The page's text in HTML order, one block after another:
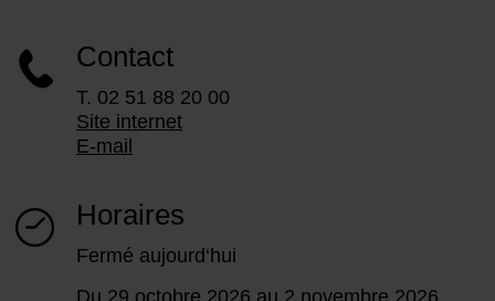
Contact
T. 02 51 88 20 00
Site internet
E-mail
Horaires
Fermé aujourd‘hui
Du 29 octobre 2026 au 2 novembre 2026